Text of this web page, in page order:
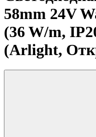
58mm 24V
(36 W/m,
(Arlight,